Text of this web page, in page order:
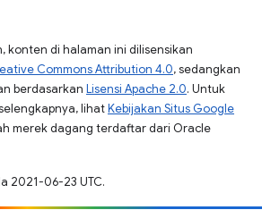
konten di halaman ini dilisensikan
Commons Attribution 4.0, sedangkan
berdasarkan Lisensi Apache 2.0. Untuk
lihatKebijakan Situs Google
merek dagang terdaftar dari Oracle
2021-06-23 UTC.